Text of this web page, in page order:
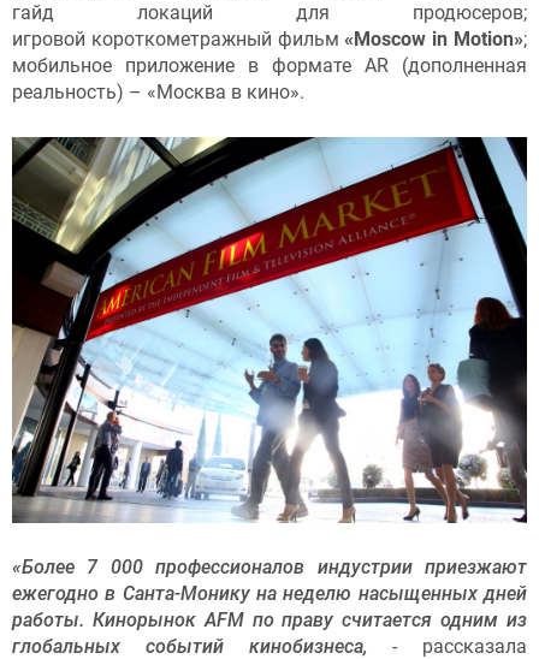
гайд локаций для продюсеров;
игровой короткометражный фильм«Moscow in Motion»;
мобильное приложение в формате AR (дополненная
реальность) – «Москва в кино».
«Более 7 000 профессионалов индустрии приезжают
ежегодно в Санта-Монику на неделю насыщенных дней
работы. Кинорынок AFM по праву считается одним из
глобальных событий кинобизнеса, - рассказала